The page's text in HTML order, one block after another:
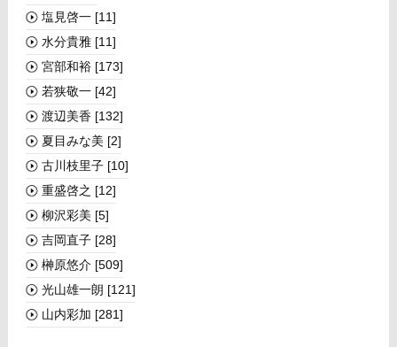
塩見啓一 [11]
水分貴雅 [11]
宮部和裕 [173]
若狭敬一 [42]
渡辺美香 [132]
夏目みな美 [2]
古川枝里子 [10]
重盛啓之 [12]
柳沢彩美 [5]
吉岡直子 [28]
榊󠄀原悠介 [509]
光山雄一朗 [121]
山内彩加 [281]